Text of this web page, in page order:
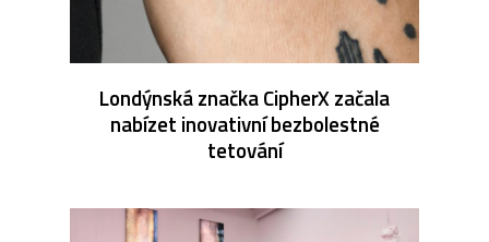
Londýnská značka CipherX začala
nabízet inovativní bezbolestné
tetování